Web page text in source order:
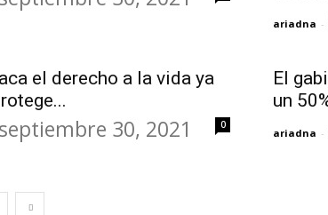
ariadna -
el derecho a la vida ya
septiembre 30, 2021 0
El
un
ariadna -